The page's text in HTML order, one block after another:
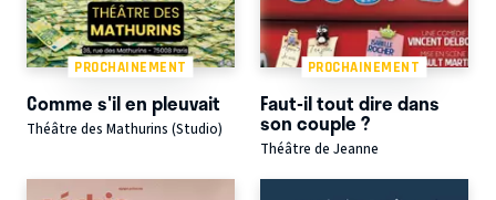
PROCHAINEMENT
Comme s'il en pleuvait
Théâtre des Mathurins (Studio)
PROCHAINEMENT
Faut-il tout dire dans
son couple ?
Théâtre de Jeanne